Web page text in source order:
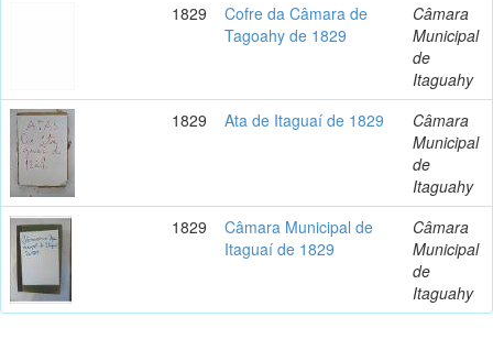
1829
Cofre da Câmara de
Tagoahy de 1829
Câmara
Municipal
de
Itaguahy
1829
Ata de Itaguaí de 1829
Câmara
Municipal
de
Itaguahy
1829
Câmara Municipal de
Itaguaí de 1829
Câmara
Municipal
de
Itaguahy